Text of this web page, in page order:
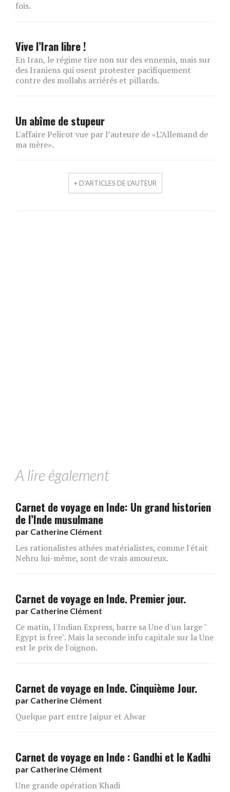
fois.
Vive l’Iran libre !
En Iran, le régime tire non sur des ennemis, mais sur
des Iraniens qui osent protester pacifiquement
contre des mollahs arriérés et pillards.
Un abîme de stupeur
L'affaire Pelicot vue par l’auteure de «L’Allemand de
ma mère».
+ D'ARTICLES DE L'AUTEUR
A lire également
Carnet de voyage en Inde: Un grand historien
de l’Inde musulmane
par Catherine Clément
Les rationalistes athées matérialistes, comme l'était
Nehru lui-même, sont de vrais amoureux.
Carnet de voyage en Inde. Premier jour.
par Catherine Clément
Ce matin, l'Indian Express, barre sa Une d'un large "
Egypt is free". Mais la seconde info capitale sur la Une
est le prix de l'oignon.
Carnet de voyage en Inde. Cinquième Jour.
par Catherine Clément
Quelque part entre Jaipur et Alwar
Carnet de voyage en Inde : Gandhi et le Kadhi
par Catherine Clément
Une grande opération Khadi